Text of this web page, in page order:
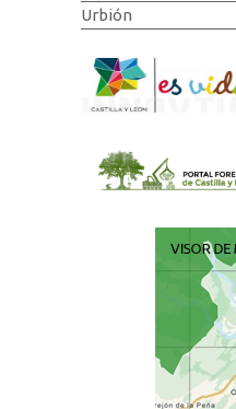
Urbión